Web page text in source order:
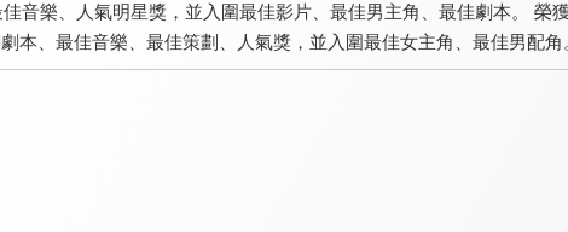
6.7
金牌BODY
音樂、人氣明星獎，並入圍最佳影片、最佳男主角、最佳劇本。 榮
本、最佳音樂、最佳策劃、人氣獎，並入圍最佳女主角、最佳男配角